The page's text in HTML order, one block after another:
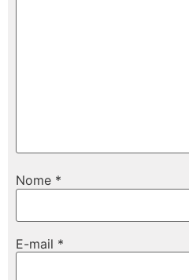
Nome *
E-mail *